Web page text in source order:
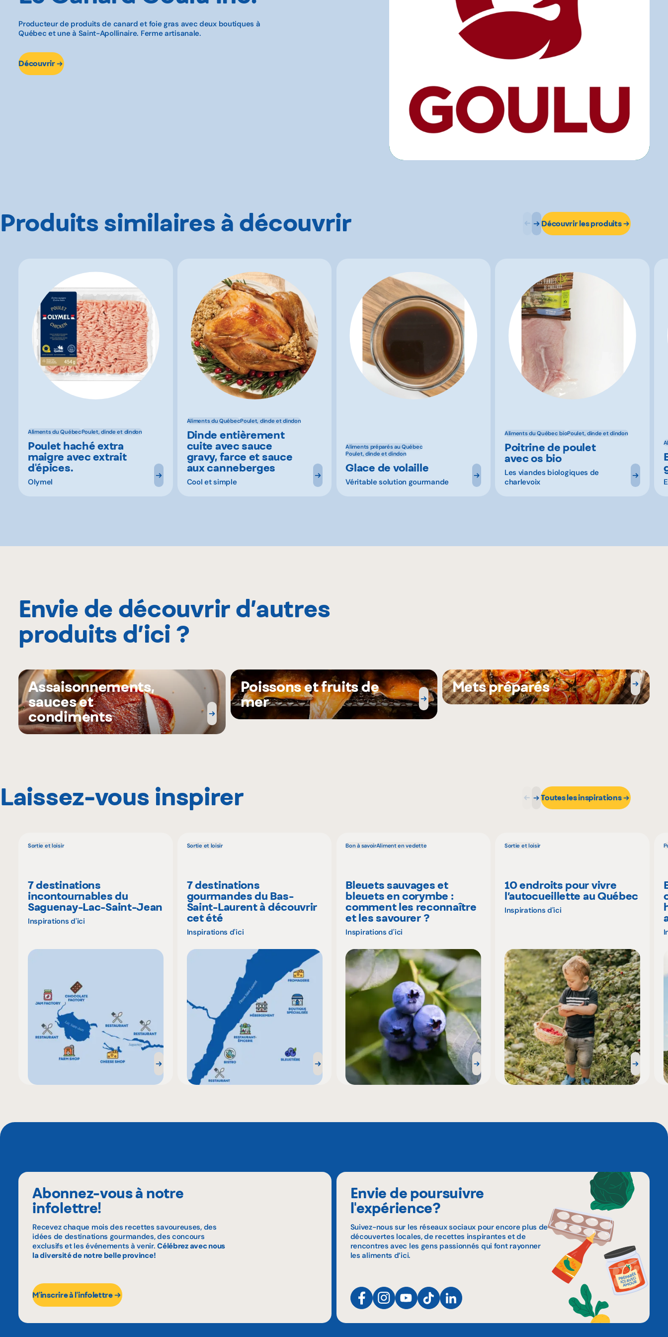
Producteur de produits de canard et foie gras avec deux boutiques à
Québec et une à Saint-Apollinaire. Ferme artisanale.
Découvrir
Produits similaires à découvrir Découvrir les produits
Aliments du QuébecPoulet, dinde et dindon
Poulet haché extra
maigre avec extrait
d'épices.
Olymel
Aliments du QuébecPoulet, dinde et dindon
Dinde entièrement
cuite avec sauce
gravy, farce et sauce
aux canneberges
Cool et simple
Aliments préparés au Québec
Poulet, dinde et dindon
Glace de volaille
Véritable solution gourmande
Aliments du Québec bioPoulet, dinde et dindon
Poitrine de poulet
avec os bio
Les viandes biologiques de
charlevoix
Envie de découvrir d’autres
produits d’ici ?
Assaisonnements,
sauces et
condiments
Poissons et fruits de
mer
Mets préparés
Laissez-vous inspirer Toutes les inspirations
Sortie et loisir
7 destinations
incontournables du
Saguenay-Lac-Saint-Jean
Inspirations d'ici
Sortie et loisir
7 destinations
gourmandes du Bas-
Saint-Laurent à découvrir
cet été
Inspirations d'ici
Bon à savoirAliment en vedette
Bleuets sauvages et
bleuets en corymbe :
comment les reconnaître
et les savourer ?
Inspirations d'ici
Sortie et loisir
10 endroits pour vivre
l’autocueillette au Québec
Inspirations d'ici
Abonnez-vous à notre
infolettre!
Recevez chaque mois des recettes savoureuses, des
idées de destinations gourmandes, des concours
exclusifs et les événements à venir.Célébrez avec nous
la diversité de notre belle province!
M'inscrire à l'infolettre
Envie de poursuivre
l'expérience?
Suivez-nous sur les réseaux sociaux pour encore plus de
découvertes locales, de recettes inspirantes et de
rencontres avec les gens passionnés qui font rayonner
les aliments d’ici.